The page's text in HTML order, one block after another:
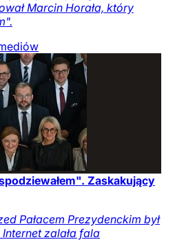
Marcin Horała, który
Zaskakujący
Pałacem Prezydenckim był
zalała fala